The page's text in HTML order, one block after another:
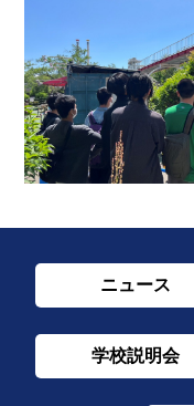
ニュース
学校説明会